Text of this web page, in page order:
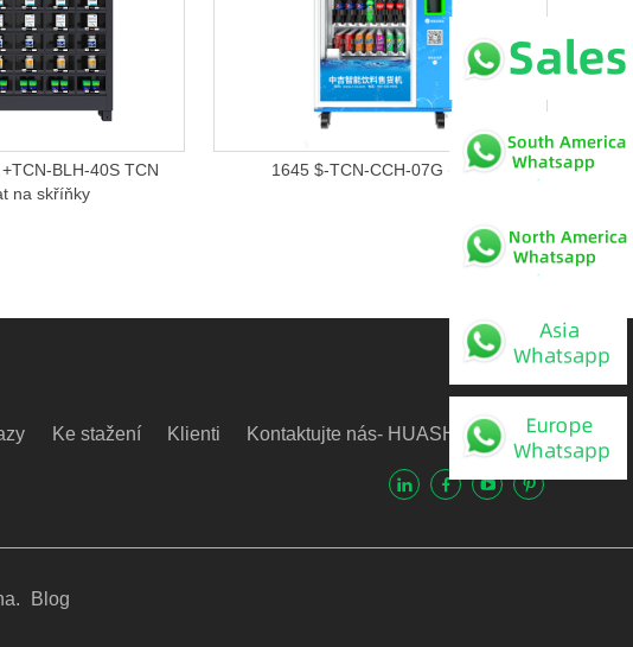
BLH-40S TCN
na skříňky
1645 $-TCN-CCH-07G (V10)
Ke stažení Klienti Kontaktujte nás- HUASHIL Video
Blog